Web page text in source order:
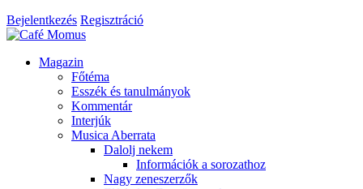
Bejelentkezés Regisztráció
Magazin
Főtéma
Esszék és tanulmányok
Kommentár
Interjúk
Musica Aberrata
Dalolj nekem
Információk a sorozathoz
Nagy zeneszerzők